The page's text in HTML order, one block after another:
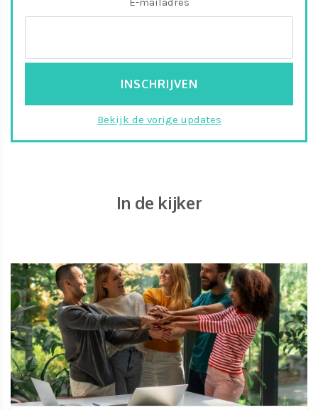
Bekijk de vorige updates
In de kijker